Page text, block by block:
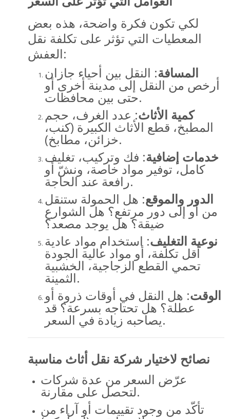
لكي تكون فكرة واضحة، هذه بعض
المعطيات التي تؤثر على تكلفة نقل
العفش:
المسافة: النقل بين أحياء جازان
أرخص من النقل إلى مدينة أخرى أو
حتى بين محافظات.
كمية الأثاث: عدد الغرف، حجم
المطبخ، قطع الأثاث الكبيرة (كنب،
خزائن، مطابخ).
خدمات إضافية: فك وتركيب، تغليف
كامل، توفير مواد خاصة، ونشّ أو
رافعة عند الحاجة.
الدور والموقع: هل الحمولة ستنقل
من أو إلى دور مرتفع؟ هل الشوارع
ضيقة؟ هل يوجد مصعد؟
نوعية التغليف: استخدام مواد عادية
أقل تكلفة، أو مواد عالية الجودة
تحمي القطع الزجاجية، الخشبية
الثمينة.
الوقت: هل النقل في أوقات ذروة أو
عطلة؟ هل تحتاجه بسرعة؟ قد
يصاحبه زيادة في السعر.
نصائح لاختيار شركة نقل أثاث مناسبة
عرّض السعر من عدة شركات
لتحصل على مقارنة.
تأكّد من وجود تقييمات أو آراء من